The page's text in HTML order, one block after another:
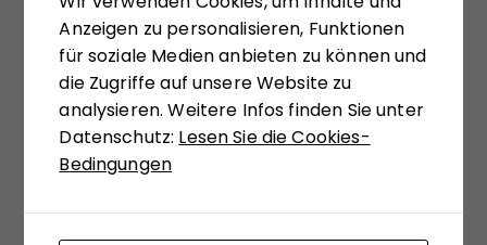
Sichtweisen anregen zu lassen. Matthias
Schulze-Böing schreibt in seinem Buch-Tipp
von einem "kühnem Entwurf eines
gesellschaftstheoretisch fundierten Konzepts
zu einem neuen Verständnis des politischen
Extremismus." Sein Fazit versöhnt mit viel
soziologischer Theorie der Moderne:
Anzeigen zu personalisieren, Funktionen
für soziale Medien anbieten zu können und
die Zugriffe auf unsere Website zu
analysieren. Weitere Infos finden Sie unter
Datenschutz: Lesen Sie die Cookies-
Bedingungen